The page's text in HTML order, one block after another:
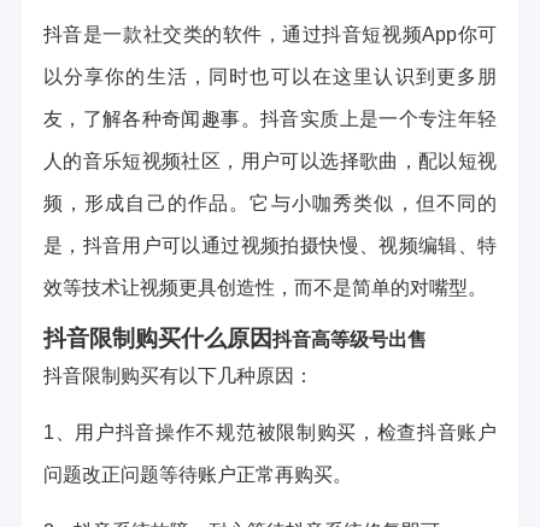
抖音是一款社交类的软件，通过抖音短视频App你可
以分享你的生活，同时也可以在这里认识到更多朋
友，了解各种奇闻趣事。抖音实质上是一个专注年轻
人的音乐短视频社区，用户可以选择歌曲，配以短视
频，形成自己的作品。它与小咖秀类似，但不同的
是，抖音用户可以通过视频拍摄快慢、视频编辑、特
效等技术让视频更具创造性，而不是简单的对嘴型。
抖音限制购买什么原因抖音高等级号出售
抖音限制购买有以下几种原因：
1、用户抖音操作不规范被限制购买，检查抖音账户
问题改正问题等待账户正常再购买。